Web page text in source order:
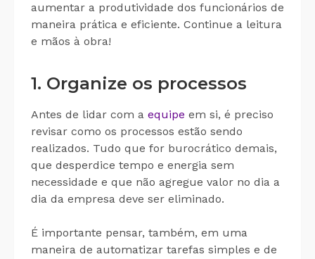
aumentar a produtividade dos funcionários de
maneira prática e eficiente. Continue a leitura
e mãos à obra!
1. Organize os processos
Antes de lidar com a equipe em si, é preciso
revisar como os processos estão sendo
realizados. Tudo que for burocrático demais,
que desperdice tempo e energia sem
necessidade e que não agregue valor no dia a
dia da empresa deve ser eliminado.
É importante pensar, também, em uma
maneira de automatizar tarefas simples e de